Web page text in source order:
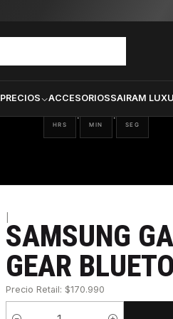
PRECIOS ACCESORIOSSAIRAM
15
HRS
: 20
MIN
: 11
SEG
SAMSUNG
GEAR
Precio Retail: $170.990